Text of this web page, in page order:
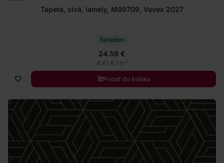
Tapeta, sivá, lamely, M89709, Vavex 2027
Skladom
24.59 €
4.61 € / m2
Pridať do košíka